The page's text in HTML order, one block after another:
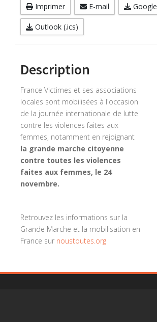
Imprimer E-mail Google
Outlook (.ics)
Description
France Victimes et ses associations
locales sont mobilisées à l'occasion
de la journée internationale de lutte
contre les violences faites aux
femmes, notamment en rejoignant
la grande marche citoyenne
contre toutes les violences
faites aux femmes, le 24
novembre.
Retrouvez les informations sur la
Grande Marche et la mobilisation en
France sur noustoutes.org